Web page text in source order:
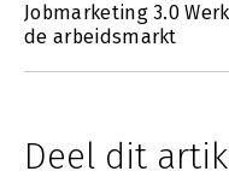
Jobmarketing 3.0
de arbeidsmarkt
Deel dit